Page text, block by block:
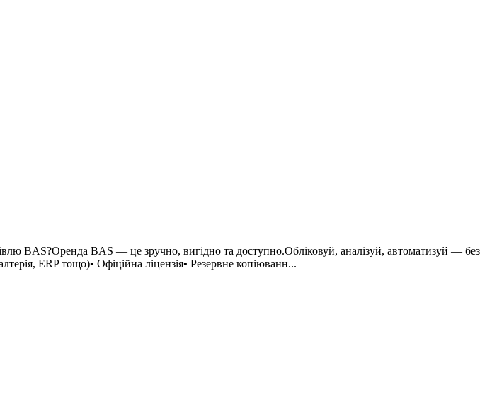
BAS?Оренда BAS — це зручно, вигідно та доступно.Обліковуй, аналізуй, автоматизуй — без
ERP тощо)▪ Офіційна ліцензія▪ Резервне копіюванн...